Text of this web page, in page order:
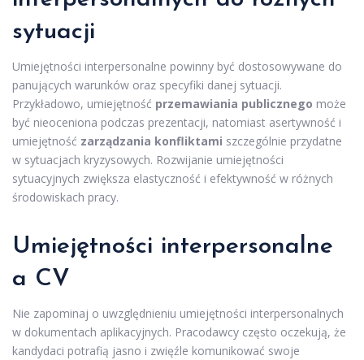
sytuacji
Umiejętności interpersonalne powinny być dostosowywane do
panujących warunków oraz specyfiki danej sytuacji.
Przykładowo, umiejętność przemawiania publicznego może
być nieoceniona podczas prezentacji, natomiast asertywność i
umiejętność zarządzania konfliktami szczególnie przydatne
w sytuacjach kryzysowych. Rozwijanie umiejętności
sytuacyjnych zwiększa elastyczność i efektywność w różnych
środowiskach pracy.
Umiejętności interpersonalne
a CV
Nie zapominaj o uwzględnieniu umiejętności interpersonalnych
w dokumentach aplikacyjnych. Pracodawcy często oczekują, że
kandydaci potrafią jasno i zwięźle komunikować swoje